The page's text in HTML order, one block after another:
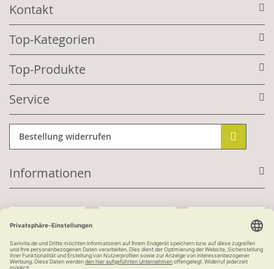
Kontakt
Top-Kategorien
Top-Produkte
Service
Bestellung widerrufen
Informationen